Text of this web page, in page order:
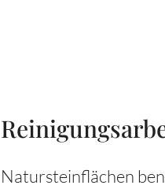
Natursteinflächen